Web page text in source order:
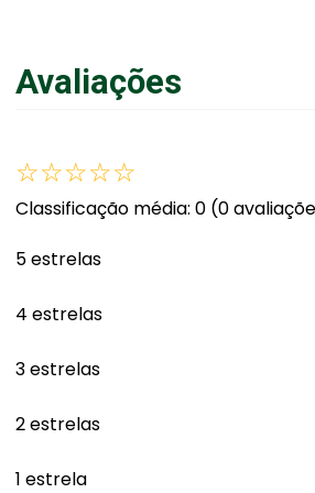
Avaliações
☆☆☆☆☆
Classificação média: 0 (0
5 estrelas
4 estrelas
3 estrelas
2 estrelas
1 estrela